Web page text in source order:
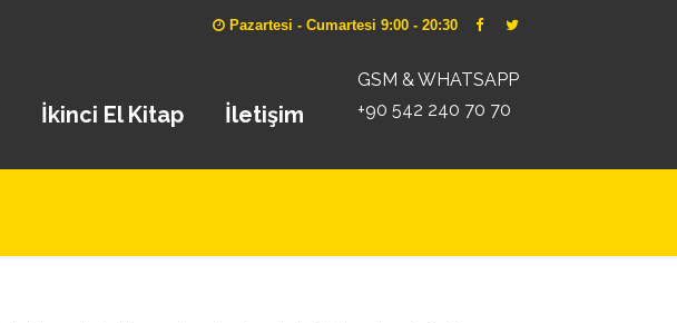
Pazartesi - Cumartesi 9:00 - 20:30
GSM & WHATSAPP
+90 542 240 70 70
İkinci El Kitap İletişim